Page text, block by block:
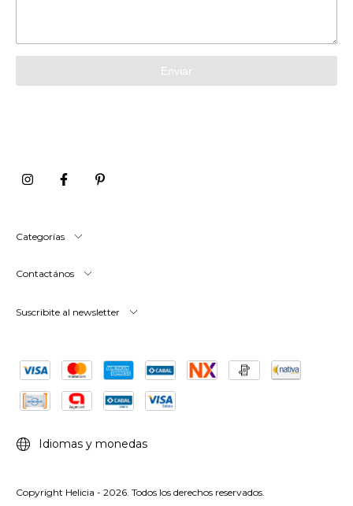
Enviar
Categorías
Contactános
Suscribite al newsletter
Idiomas y monedas
Copyright Helicia - 2026. Todos los derechos reservados.